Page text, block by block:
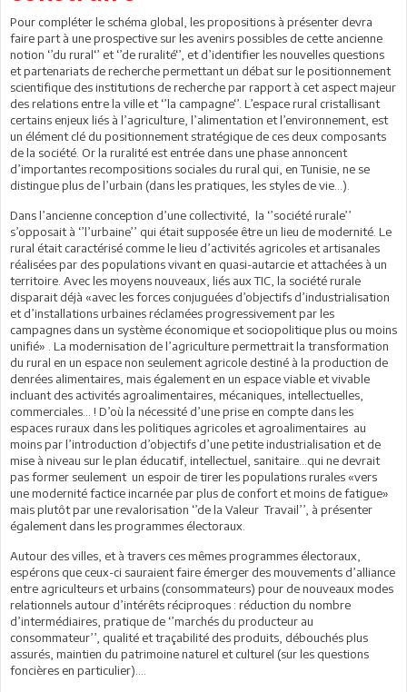
Pour compléter le schéma global, les propositions à présenter devra
faire part à une prospective sur les avenirs possibles de cette ancienne
notion ‘’du rural‘’ et ‘’de ruralité‘’, et d’identifier les nouvelles questions
et partenariats de recherche permettant un débat sur le positionnement
scientifique des institutions de recherche par rapport à cet aspect majeur
des relations entre la ville et ‘’la campagne‘’. L’espace rural cristallisant
certains enjeux liés à l’agriculture, l’alimentation et l’environnement, est
un élément clé du positionnement stratégique de ces deux composants
de la société. Or la ruralité est entrée dans une phase annoncent
d’importantes recompositions sociales du rural qui, en Tunisie, ne se
distingue plus de l’urbain (dans les pratiques, les styles de vie…).
Dans l’ancienne conception d’une collectivité, la ‘’société rurale’’
s’opposait à ‘’l’urbaine’’ qui était supposée être un lieu de modernité. Le
rural était caractérisé comme le lieu d’activités agricoles et artisanales
réalisées par des populations vivant en quasi-autarcie et attachées à un
territoire. Avec les moyens nouveaux, liés aux TIC, la société rurale
disparait déjà «avec les forces conjuguées d’objectifs d’industrialisation
et d’installations urbaines réclamées progressivement par les
campagnes dans un système économique et sociopolitique plus ou moins
unifié» . La modernisation de l’agriculture permettrait la transformation
du rural en un espace non seulement agricole destiné à la production de
denrées alimentaires, mais également en un espace viable et vivable
incluant des activités agroalimentaires, mécaniques, intellectuelles,
commerciales… ! D’où la nécessité d’une prise en compte dans les
espaces ruraux dans les politiques agricoles et agroalimentaires au
moins par l’introduction d’objectifs d’une petite industrialisation et de
mise à niveau sur le plan éducatif, intellectuel, sanitaire…qui ne devrait
pas former seulement un espoir de tirer les populations rurales «vers
une modernité factice incarnée par plus de confort et moins de fatigue»
mais plutôt par une revalorisation ‘’de la Valeur Travail’’, à présenter
également dans les programmes électoraux.
Autour des villes, et à travers ces mêmes programmes électoraux,
espérons que ceux-ci sauraient faire émerger des mouvements d’alliance
entre agriculteurs et urbains (consommateurs) pour de nouveaux modes
relationnels autour d’intérêts réciproques : réduction du nombre
d’intermédiaires, pratique de ‘’marchés du producteur au
consommateur’’, qualité et traçabilité des produits, débouchés plus
assurés, maintien du patrimoine naturel et culturel (sur les questions
foncières en particulier)….